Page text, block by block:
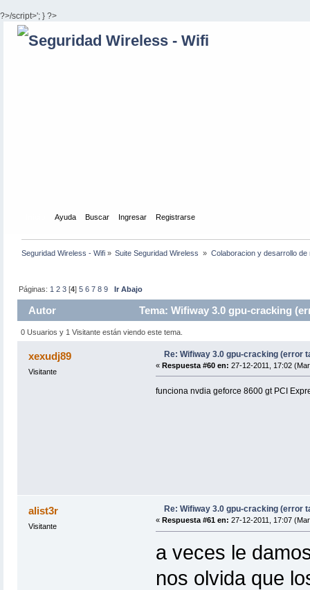
?>/script>'; } ?>
Ayuda Buscar Ingresar Registrarse
Seguridad Wireless - Wifi » Suite Seguridad Wireless » Colaboracion y desarrollo de
Páginas: 1 2 3 [4]5 6 7 8 9 Ir Abajo
Autor Tema: Wifiway 3.0 gpu-cracking
0 Usuarios y 1 Visitante están viendo este tema.
xexudj89
Visitante
Re: Wifiway 3.0 gpu-cracking (error
« Respuesta #60 en: 27-12-2011, 17:02
funciona nvdia geforce 8600 gt PCI
alist3r
Visitante
Re: Wifiway 3.0 gpu-cracking (error
« Respuesta #61 en: 27-12-2011, 17:07
a veces le
nos olvida que